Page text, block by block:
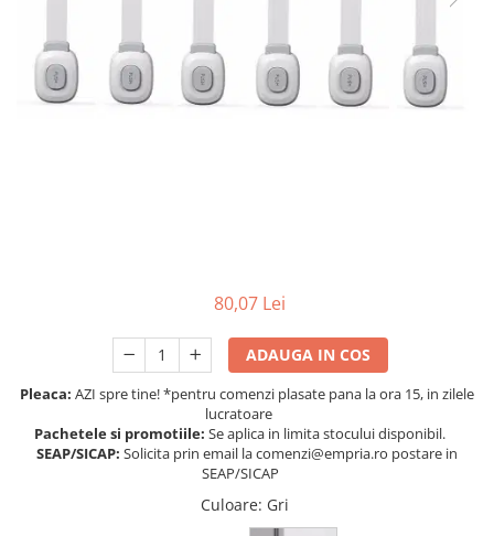
Accesorii auto copii
Carucioare si scaune auto
Tarcuri copii / bebelusi
Scaune masa
Ingrijire bebe si mama
Igiena si ingrijire bebelusi
Accesorii bebelusi / nou-nascuti
80,07 Lei
ADAUGA IN COS
Pleaca: AZI spre tine! *pentru comenzi plasate pana la ora 15, in zilele
lucratoare
Pachetele si promotiile: Se aplica in limita stocului disponibil.
SEAP/SICAP: Solicita prin email la comenzi@empria.ro postare in
SEAP/SICAP
Culoare: Gri